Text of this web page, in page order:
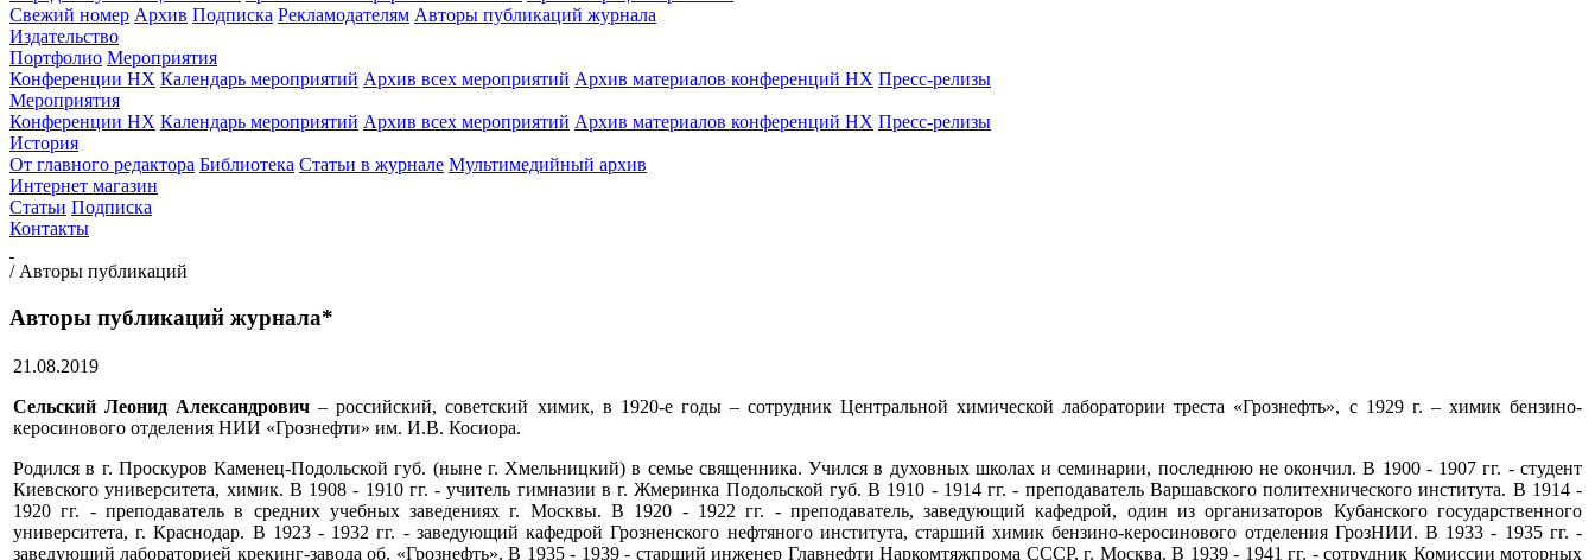
Свежий номер Архив Подписка Рекламодателям Авторы публикаций журнала
Издательство
Портфолио Мероприятия
Конференции НХ Календарь мероприятий Архив всех мероприятий Архив материалов конференций НХ Пресс-релизы
Мероприятия
Конференции НХ Календарь мероприятий Архив всех мероприятий Архив материалов конференций НХ Пресс-релизы
История
От главного редактора Библиотека Статьи в журнале Мультимедийный архив
Интернет магазин
Статьи Подписка
Контакты
/ Авторы публикаций
Авторы публикаций журнала*
21.08.2019
Сельский Леонид Александрович – российский, советский химик, в 1920-е годы – сотрудник Центральной химической лаборатории треста «Грознефть», с 1929 г. – химик бензино-
керосинового отделения НИИ «Грознефти» им. И.В. Косиора.
Родился в г. Проскуров Каменец-Подольской губ. (ныне г. Хмельницкий) в семье священника. Учился в духовных школах и семинарии, последнюю не окончил. В 1900 - 1907 гг. - студент
Киевского университета, химик. В 1908 - 1910 гг. - учитель гимназии в г. Жмеринка Подольской губ. В 1910 - 1914 гг. - преподаватель Варшавского политехнического института. В 1914 -
1920 гг. - преподаватель в средних учебных заведениях г. Москвы. В 1920 - 1922 гг. - преподаватель, заведующий кафедрой, один из организаторов Кубанского государственного
университета, г. Краснодар. В 1923 - 1932 гг. - заведующий кафедрой Грозненского нефтяного института, старший химик бензино-керосинового отделения ГрозНИИ. В 1933 - 1935 гг. -
заведующий лабораторией крекинг-завода об. «Грознефть». В 1935 - 1939 - старший инженер Главнефти Наркомтяжпрома СССР, г. Москва. В 1939 - 1941 гг. - сотрудник Комиссии моторных